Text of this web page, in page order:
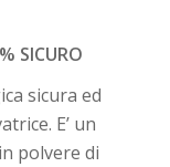
SICURO
sicura ed
E’ un
polvere di